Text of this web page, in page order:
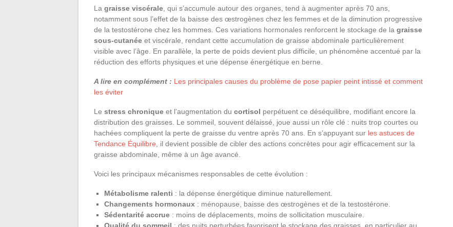
La graisse viscérale , qui s’accumule autour des organes, tend à augmenter après 70 ans,
notamment sous l’effet de la baisse des œstrogènes chez les femmes et de la diminution progressive
de la testostérone chez les hommes. Ces variations hormonales renforcent le stockage de la graisse
sous-cutanée et viscérale, rendant cette accumulation de graisse abdominale particulièrement
visible avec l’âge. En parallèle, la perte de poids devient plus difficile, un phénomène accentué par la
réduction des efforts physiques et une dépense énergétique en berne.
A lire en complément : Les principales causes du problème de pose papier peint intissé et comment
les éviter
Le stress chronique et l’augmentation du cortisol perpétuent ce déséquilibre, modifiant encore la
distribution des graisses. Le sommeil, souvent délaissé, joue aussi un rôle clé : nuits trop courtes ou
hachées compliquent la perte de graisse du ventre après 70 ans. En s’appuyant sur les astuces de
Tendance Équilibre , il devient possible de cibler des actions concrètes pour agir efficacement sur la
graisse abdominale, même à un âge avancé.
Voici les principaux mécanismes responsables de cette évolution :
Métabolisme ralenti : la dépense énergétique diminue naturellement.
Changements hormonaux : ménopause, baisse des œstrogènes et de la testostérone.
Sédentarité accrue : moins de déplacements, moins de sollicitation musculaire.